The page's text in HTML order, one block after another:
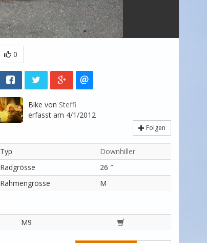
0
Bike von Steffi
erfasst am 4/1/2012
Folgen
Typ
Downhiller
Radgrösse
26 ″
Rahmengrösse
M
M9